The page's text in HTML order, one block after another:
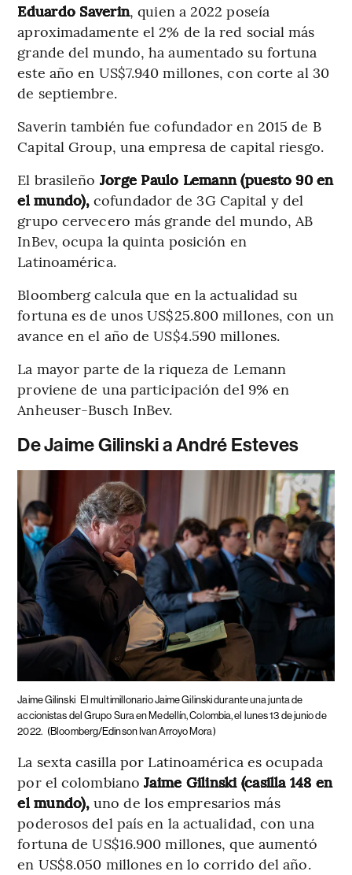
Eduardo Saverin, quien a 2022 poseía
aproximadamente el 2% de la red social más
grande del mundo, ha aumentado su fortuna
este año en US$7.940 millones, con corte al 30
de septiembre.
Saverin también fue cofundador en 2015 de B
Capital Group, una empresa de capital riesgo.
El brasileño Jorge Paulo Lemann (puesto 90 en
el mundo),cofundador de 3G Capital y del
grupo cervecero más grande del mundo, AB
InBev, ocupa la quinta posición en
Latinoamérica.
Bloomberg calcula que en la actualidad su
fortuna es de unos US$25.800 millones, con un
avance en el año de US$4.590 millones.
La mayor parte de la riqueza de Lemann
proviene de una participación del 9% en
Anheuser-Busch InBev.
De Jaime Gilinski a André Esteves
Jaime Gilinski El multimillonario Jaime Gilinski durante una junta de
accionistas del Grupo Sura en Medellín, Colombia, el lunes 13 de junio de
2022. (Bloomberg/Edinson Ivan Arroyo Mora)
La sexta casilla por Latinoamérica es ocupada
por el colombianoJaime Gilinski (casilla 148 en
el mundo),uno de los empresarios más
poderosos del país en la actualidad, con una
fortuna de US$16.900 millones, que aumentó
en US$8.050 millones en lo corrido del año.